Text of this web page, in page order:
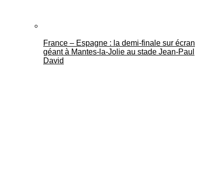
France – Espagne : la demi-finale sur écran
géant à Mantes-la-Jolie au stade Jean-Paul
David